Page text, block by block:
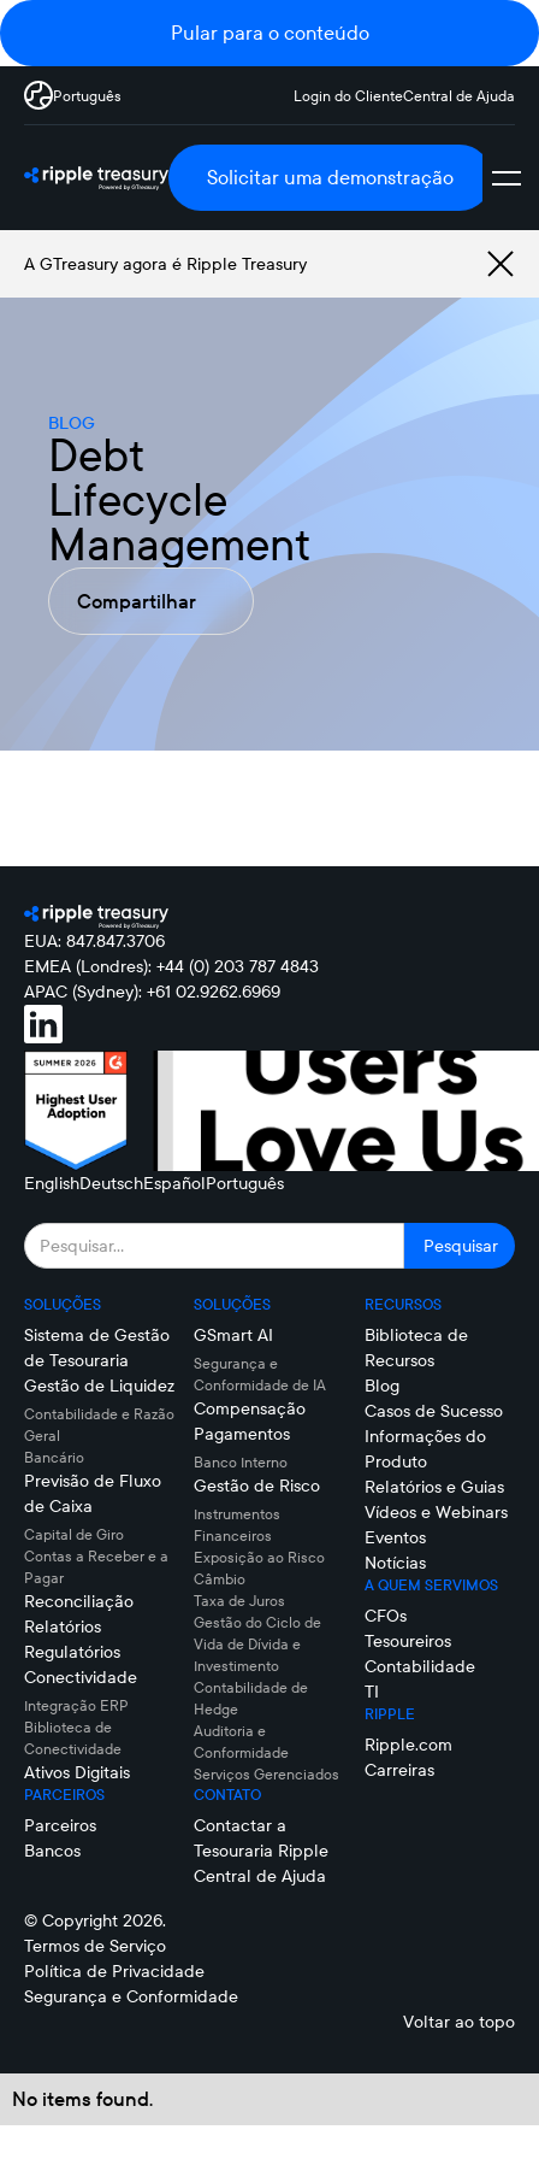
Pular para o conteúdo
Português Login do ClienteCentral de Ajuda
Solicitar uma demonstração
A GTreasury agora é Ripple Treasury
BLOG
Debt
Lifecycle
Management
Compartilhar
EUA: 847.847.3706
EMEA (Londres): +44 (0) 203 787 4843
APAC (Sydney): +61 02.9262.6969
EnglishDeutschEspañolPortuguês
SOLUÇÕES
Sistema de Gestão
de Tesouraria
Gestão de Liquidez
Contabilidade e Razão
Geral
Bancário
Previsão de Fluxo
de Caixa
Capital de Giro
Contas a Receber e a
Pagar
Reconciliação
Relatórios
Regulatórios
Conectividade
Integração ERP
Biblioteca de
Conectividade
Ativos Digitais
PARCEIROS
Parceiros
Bancos
SOLUÇÕES
GSmart AI
Segurança e
Conformidade de IA
Compensação
Pagamentos
Banco Interno
Gestão de Risco
Instrumentos
Financeiros
Exposição ao Risco
Câmbio
Taxa de Juros
Gestão do Ciclo de
Vida de Dívida e
Investimento
Contabilidade de
Hedge
Auditoria e
Conformidade
Serviços Gerenciados
CONTATO
Contactar a
Tesouraria Ripple
Central de Ajuda
RECURSOS
Biblioteca de
Recursos
Blog
Casos de Sucesso
Informações do
Produto
Relatórios e Guias
Vídeos e Webinars
Eventos
Notícias
A QUEM SERVIMOS
CFOs
Tesoureiros
Contabilidade
TI
RIPPLE
Ripple.com
Carreiras
© Copyright 2026.
Termos de Serviço
Política de Privacidade
Segurança e Conformidade
Voltar ao topo
No items found.